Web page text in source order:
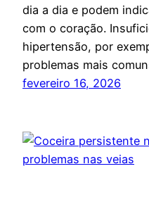
dia a dia e podem
com o coração.
hipertensão, por
problemas mais
fevereiro 16, 2026